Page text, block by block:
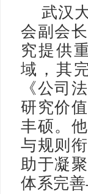
武汉
会副会
究提供
域，其
《公司
研究价
丰硕。
与规则
助于凝
体系完